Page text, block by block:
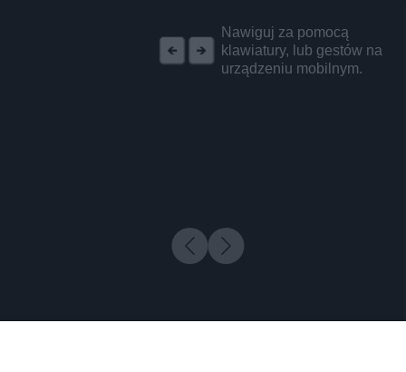
Nawiguj za pomocą
klawiatury, lub gestów na
urządzeniu mobilnym.